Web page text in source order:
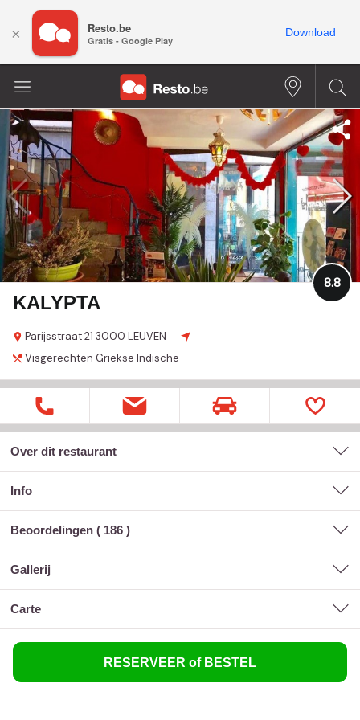
KALYPTA
Parijsstraat 21 3000 LEUVEN
8.8
Visgerechten Griekse Indische
Over dit restaurant
Info
Beoordelingen ( 186 )
gallerij
carte
RESERVEER of BESTEL
× Resto.be
Gratis - Google Play
Download